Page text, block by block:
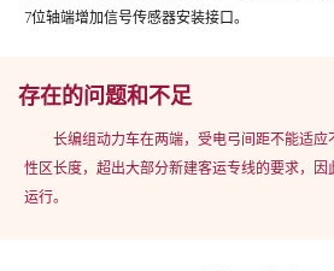
7位轴端增加信号传感器安装接口。
存在的问题和不足
长编组动力车在两端，受电弓间距不能适
性区长度，超出大部分新建客运专线的要求，
运行。